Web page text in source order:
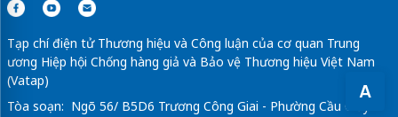
A
Tạp chí điện tử Thương hiệu và Công luận của cơ quan Trung
ương Hiệp hội Chống hàng giả và Bảo vệ Thương hiệu Việt Nam
(Vatap)
Tòa soạn: Ngõ 56/ B5D6 Trương Công Giai - Phường Cầu Giấy -